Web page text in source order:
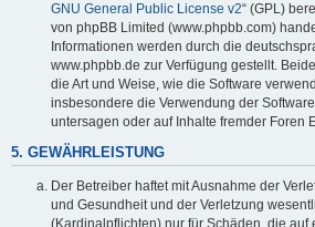
GNU General Public License v2“ (GPL)
von phpBB Limited (www.phpbb.com)
Informationen werden durch die
www.phpbb.de zur Verfügung gestellt.
die Art und Weise, wie die Software
insbesondere die Verwendung der
untersagen oder auf Inhalte fremder Foren
5. GEWÄHRLEISTUNG
Der Betreiber haftet mit Ausnahme der
und Gesundheit und der Verletzung
(Kardinalpflichten) nur für Schäden, die auf